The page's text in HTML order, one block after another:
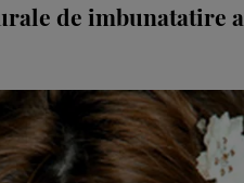
de imbunatatire a